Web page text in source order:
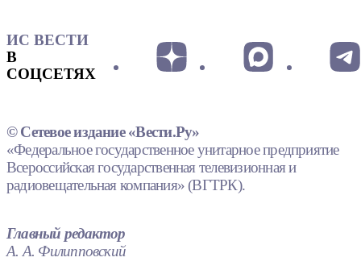
ИС ВЕСТИ
В
СОЦСЕТЯХ
© Сетевое издание «Вести.Ру»
«Федеральное государственное унитарное предприятие
Всероссийская государственная телевизионная и
радиовещательная компания» (ВГТРК).
Главный редактор
А. А. Филипповский